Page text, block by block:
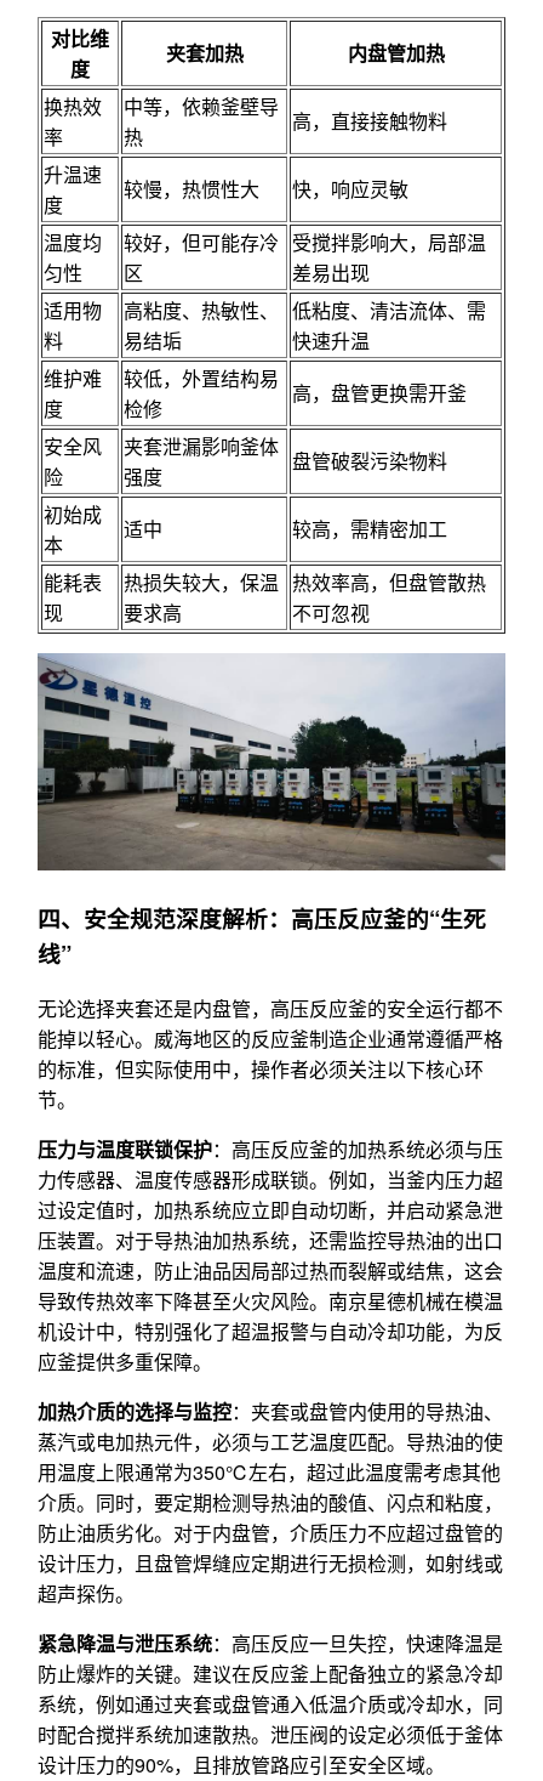
对比维
度
夹套加热
内盘管加热
换热效
率
中等，依赖釜壁导
热
高，直接接触物料
升温速
度
较慢，热惯性大
快，响应灵敏
温度均
匀性
较好，但可能存冷
区
受搅拌影响大，局部温
差易出现
适用物
料
高粘度、热敏性、
易结垢
低粘度、清洁流体、需
快速升温
维护难
度
较低，外置结构易
检修
高，盘管更换需开釜
安全风
险
夹套泄漏影响釜体
强度
盘管破裂污染物料
初始成
本
适中
较高，需精密加工
能耗表
现
热损失较大，保温
要求高
热效率高，但盘管散热
不可忽视
四、安全规范深度解析：高压反应釜的“生死
线”
无论选择夹套还是内盘管，高压反应釜的安全运行都不
能掉以轻心。威海地区的反应釜制造企业通常遵循严格
的标准，但实际使用中，操作者必须关注以下核心环
节。
压力与温度联锁保护：高压反应釜的加热系统必须与压
力传感器、温度传感器形成联锁。例如，当釜内压力超
过设定值时，加热系统应立即自动切断，并启动紧急泄
压装置。对于导热油加热系统，还需监控导热油的出口
温度和流速，防止油品因局部过热而裂解或结焦，这会
导致传热效率下降甚至火灾风险。南京星德机械在模温
机设计中，特别强化了超温报警与自动冷却功能，为反
应釜提供多重保障。
加热介质的选择与监控：夹套或盘管内使用的导热油、
蒸汽或电加热元件，必须与工艺温度匹配。导热油的使
用温度上限通常为350℃左右，超过此温度需考虑其他
介质。同时，要定期检测导热油的酸值、闪点和粘度，
防止油质劣化。对于内盘管，介质压力不应超过盘管的
设计压力，且盘管焊缝应定期进行无损检测，如射线或
超声探伤。
紧急降温与泄压系统：高压反应一旦失控，快速降温是
防止爆炸的关键。建议在反应釜上配备独立的紧急冷却
系统，例如通过夹套或盘管通入低温介质或冷却水，同
时配合搅拌系统加速散热。泄压阀的设定必须低于釜体
设计压力的90%，且排放管路应引至安全区域。